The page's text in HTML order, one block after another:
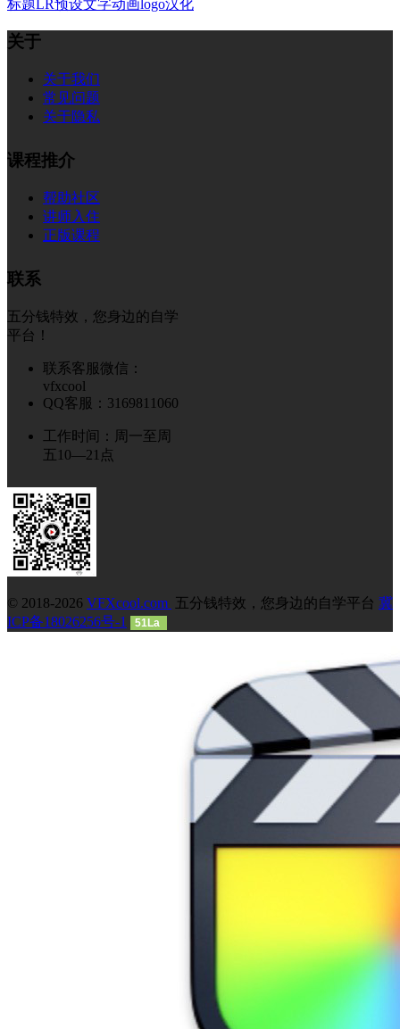
标题LR预设文字动画logo汉化
关于
关于我们
常见问题
关于隐私
课程推介
帮助社区
讲师入住
正版课程
联系
五分钱特效，您身边的自学
平台！
联系客服微信：
vfxcool
QQ客服：3169811060
工作时间：周一至周
五10—21点
© 2018-2026 VFXcool.com 五分钱特效，您身边的自学平台 冀
ICP备18026256号-1
51La